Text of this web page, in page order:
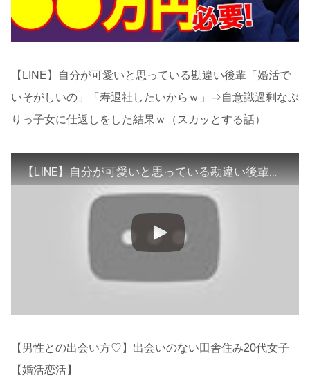
【LINE】自分が可愛いと思っている勘違い後輩「婚活で
いそがしいの」「寿退社したいからｗ」⇒自意識過剰なぶ
りっ子女に仕返しをした結果ｗ（スカッとする話）
【LINE】自分が可愛いと思っている勘違い後輩「婚活でいそがしいの」「寿退社したいからｗ」⇒自意識過剰なぶりっ子女に仕返しをした結果ｗ（スカッとする話）
【男性との出会い方♡】出会いのない田舎住み20代女子
【婚活恋活】